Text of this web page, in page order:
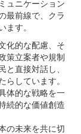
ュニケーション
最前線で、クラ
ます。
化的な配慮、そ
策立案者や規制
と直接対話し、
しています。
体的な戦略を一
続的な価値創造
の未来を共に切